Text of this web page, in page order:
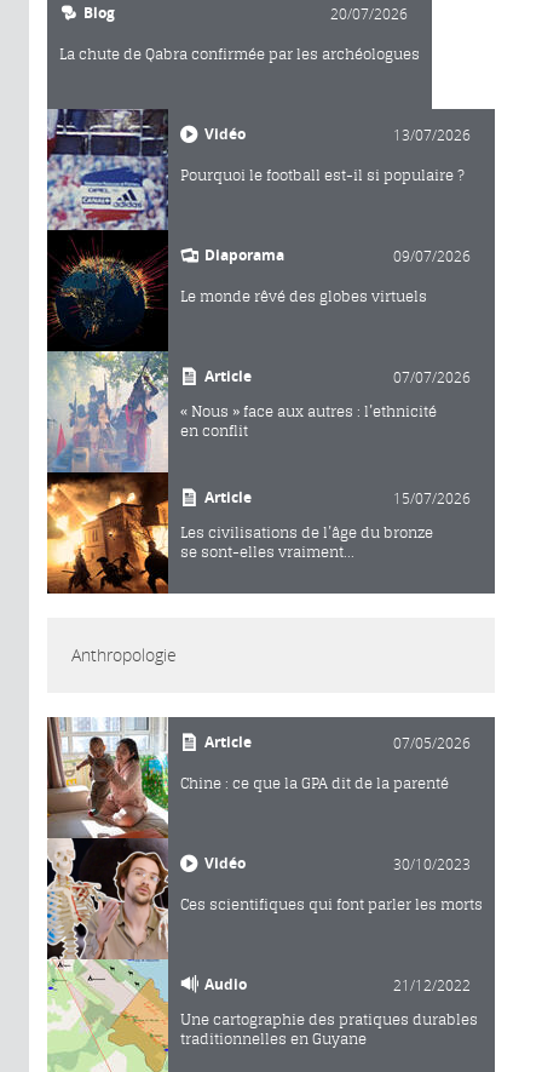
Blog 20/07/2026
La chute de Qabra confirmée par les archéologues
Vidéo 13/07/2026
Pourquoi le football est-il si populaire ?
Diaporama 09/07/2026
Le monde rêvé des globes virtuels
Article 07/07/2026
« Nous » face aux autres : l’ethnicité
en conflit
Article 15/07/2026
Les civilisations de l’âge du bronze
se sont-elles vraiment...
Anthropologie
Article 07/05/2026
Chine : ce que la GPA dit de la parenté
Vidéo 30/10/2023
Ces scientifiques qui font parler les morts
Audio 21/12/2022
Une cartographie des pratiques durables
traditionnelles en Guyane